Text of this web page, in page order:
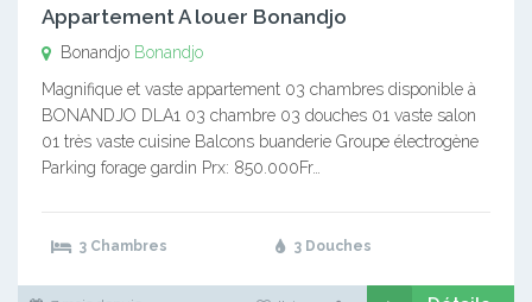
Appartement A louer Bonandjo
Bonandjo Bonandjo
Magnifique et vaste appartement 03 chambres disponible à
BONANDJO DLA1 03 chambre 03 douches 01 vaste salon
01 très vaste cuisine Balcons buanderie Groupe électrogène
Parking forage gardin Prx: 850.000Fr…
3 Chambres 3 Douches